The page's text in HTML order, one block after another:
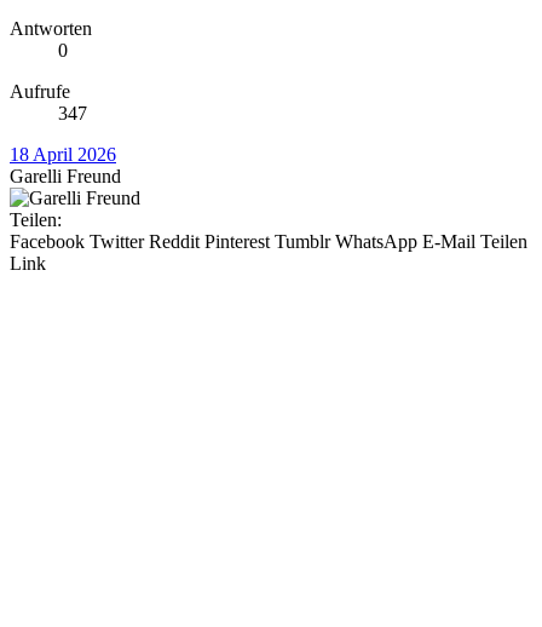
Antworten
0
Aufrufe
347
18 April 2026
Garelli Freund
Teilen:
Facebook Twitter Reddit Pinterest Tumblr WhatsApp E-Mail Teilen
Link